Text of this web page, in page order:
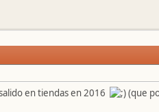
en tiendas en 2016
(que